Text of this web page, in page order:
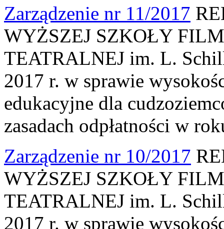
Zarządzenie nr 11/2017
WYŻSZEJ SZKOŁY
TEATRALNEJ im. L.
2017 r. w sprawie
edukacyjne dla
zasadach odpłatności w
Zarządzenie nr 10/2017
WYŻSZEJ SZKOŁY
TEATRALNEJ im. L.
2017 r. w sprawie